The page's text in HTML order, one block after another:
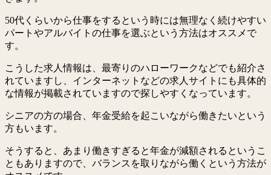
50代くらいから仕事をするという時には無理なく続けやすい
パートやアルバイトの仕事を選ぶという方法はオススメで
す。
こうした求人情報は、最寄りのハローワークなどでも紹介さ
れていますし、インターネットなどの求人サイトにも具体的
な情報が掲載されていますので探しやすくなっています。
シニアの方の場合、年金受給を起こいながら働きたいという
方もいます。
そうすると、あまり働きすぎると年金が減額されるというこ
ともありますので、バランスを取りながら働くという方法が